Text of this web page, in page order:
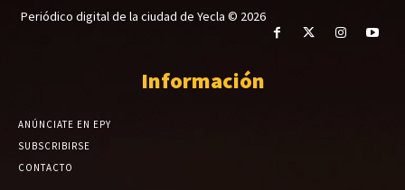
Periódico digital de la ciudad de Yecla © 2026
Información
ANÚNCIATE EN EPY
SUBSCRIBIRSE
CONTACTO